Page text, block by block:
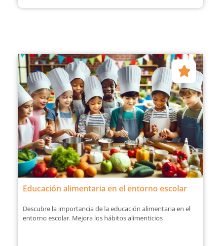
Educación alimentaria en el entorno escolar
Descubre la importancia de la educación alimentaria en el
entorno escolar. Mejora los hábitos alimenticios